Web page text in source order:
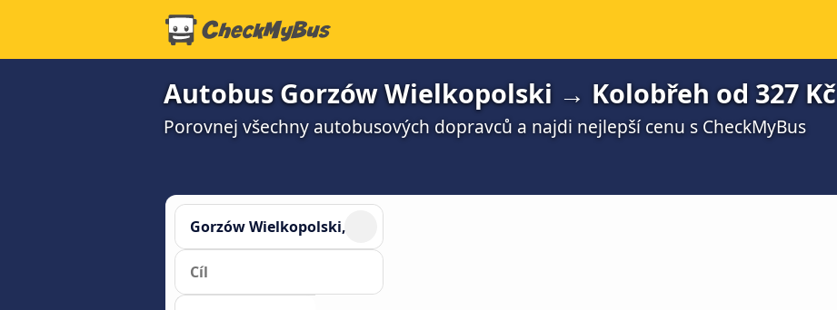
Autobus Gorzów Wielkopolski → Kolobřeh od 327 Kč
Porovnej všechny autobusových dopravců a najdi nejlepší cenu s CheckMyBus